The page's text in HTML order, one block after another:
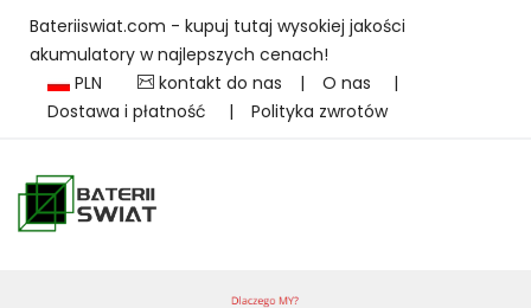
Bateriiswiat.com - kupuj tutaj wysokiej jakości
akumulatory w najlepszych cenach!
PLN
kontakt do nas | O nas
|
Dostawa i płatność
| Polityka zwrotów